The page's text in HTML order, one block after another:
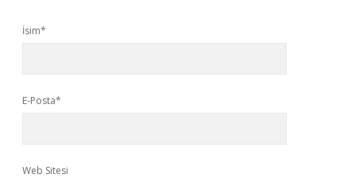
İsim*
E-Posta*
Web Sitesi